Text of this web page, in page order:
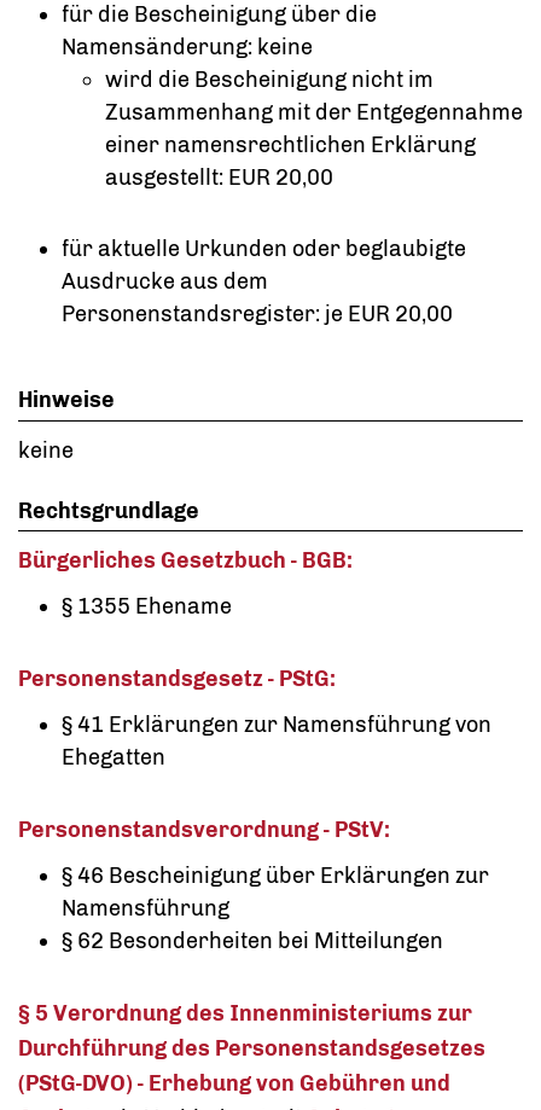
für die Bescheinigung über die
Namensänderung: keine
wird die Bescheinigung nicht im
Zusammenhang mit der Entgegennahme
einer namensrechtlichen Erklärung
ausgestellt: EUR 20,00
für aktuelle Urkunden oder beglaubigte
Ausdrucke aus dem
Personenstandsregister: je EUR 20,00
Hinweise
keine
Rechtsgrundlage
Bürgerliches Gesetzbuch - BGB:
§ 1355 Ehename
Personenstandsgesetz - PStG:
§ 41 Erklärungen zur Namensführung von
Ehegatten
Personenstandsverordnung - PStV:
§ 46 Bescheinigung über Erklärungen zur
Namensführung
§ 62 Besonderheiten bei Mitteilungen
§ 5 Verordnung des Innenministeriums zur
Durchführung des Personenstandsgesetzes
(PStG-DVO) - Erhebung von Gebühren und